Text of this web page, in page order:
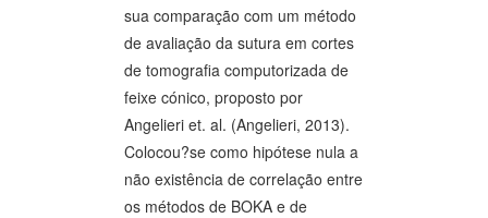
sua comparação com um método
de avaliação da sutura em cortes
de tomografia computorizada de
feixe cónico, proposto por
Angelieri et. al. (Angelieri, 2013).
Colocou?se como hipótese nula a
não existência de correlação entre
os métodos de BOKA e de